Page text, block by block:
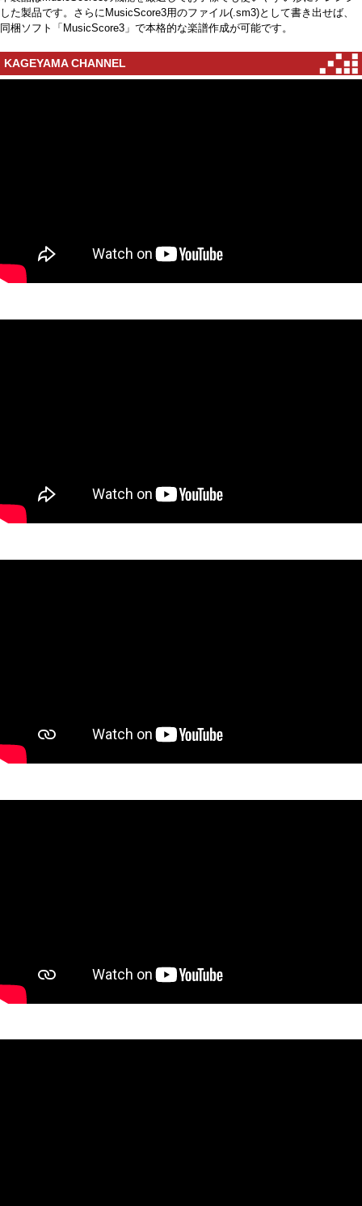
した製品です。さらにMusicScore3用のファイル(.sm3)として書き出せば、
同梱ソフト「MusicScore3」で本格的な楽譜作成が可能です。
KAGEYAMA CHANNEL